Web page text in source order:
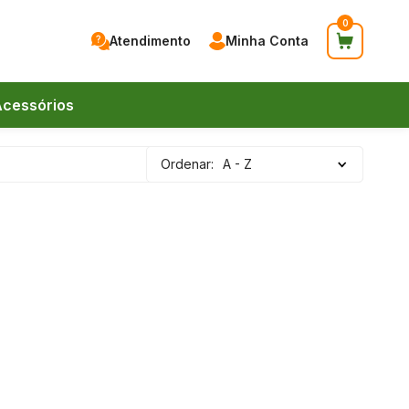
Atendimento Minha Conta
0
Ordenar: A - Z